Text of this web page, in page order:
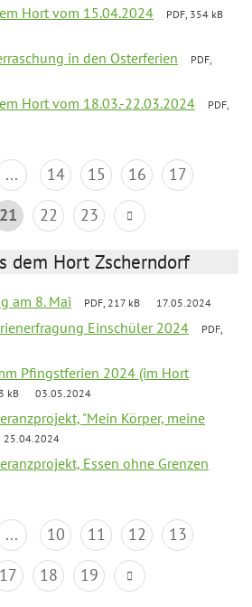
Hort vom 15.04.2024
PDF, 354 kB
in den Osterferien
PDF,
Hort vom 18.03.-22.03.2024
PDF,
... 14 15 16
17
21 22 23
dem Hort Zscherndorf
am 8. Mai PDF, 217 kB 17.05.2024
Einschüler 2024
PDF,
Pfingstferien 2024 (im Hort
kB 03.05.2024
"Mein Körper, meine
25.04.2024
Essen ohne Grenzen
... 10 11 12
13
17 18 19